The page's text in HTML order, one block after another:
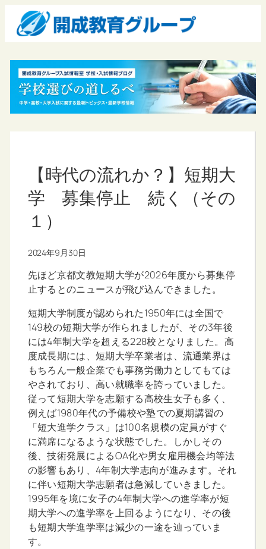
【時代の流れか？】短期大
学 募集停止 続く（その
１）
2024年9月30日
先ほど京都文教短期大学が2026年度から募集停
止するとのニュースが飛び込んできました。
短期大学制度が認められた1950年には全国で
149校の短期大学が作られましたが、その3年後
には4年制大学を超える228校となりました。高
度成長期には、短期大学卒業者は、流通業界は
もちろん一般企業でも事務労働力としてもては
やされており、高い就職率を誇っていました。
従って短期大学を志願する高校生女子も多く、
例えば1980年代の予備校や塾での夏期講習の
「短大進学クラス」は100名規模の定員がすぐ
に満席になるような状態でした。しかしその
後、技術発展によるOA化や男女雇用機会均等法
の影響もあり、4年制大学志向が進みます。それ
に伴い短期大学志願者は急減していきました。
1995年を境に女子の4年制大学への進学率が短
期大学への進学率を上回るようになり、その後
も短期大学進学率は減少の一途を辿っていま
す。